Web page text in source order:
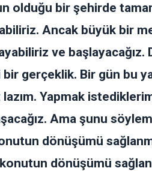
olduğu bir şehirde
Ancak büyük bir
ve
bir gerçeklik. Bir gün bu
lazım. Yapmak
Ama şunu
dönüşümü
dönüşümü